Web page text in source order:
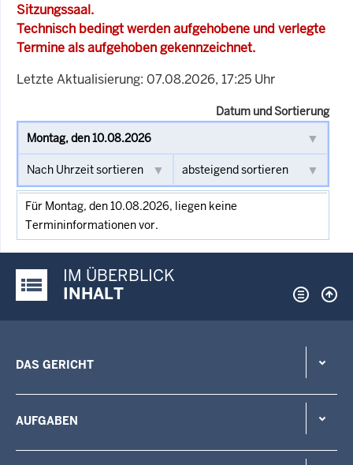
Sitzungssaal.
Technisch bedingt werden aufgehobene und verlegte
Termine als aufgehoben gekennzeichnet.
Letzte Aktualisierung: 07.08.2026, 17:25 Uhr
Datum und Sortierung
Für Montag, den 10.08.2026, liegen keine
Termininformationen vor.
Justiz-Portal im Überblick:
IM ÜBERBLICK
INHALT
DAS GERICHT
AUFGABEN